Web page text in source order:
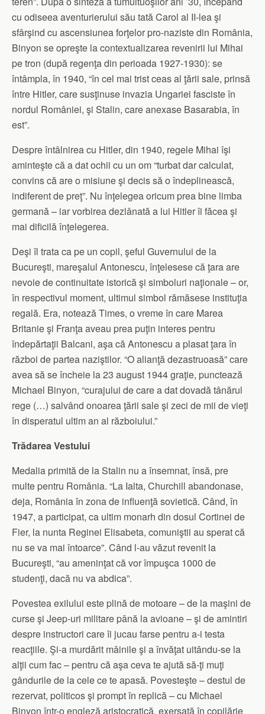
cu odiseea aventurierului său tată Carol al II-lea şi
sfârşind cu ascensiunea forţelor pro-naziste din România,
Binyon se opreşte la contextualizarea revenirii lui Mihai
pe tron (după regenţa din perioada 1927-1930): se
întâmpla, în 1940, “în cel mai trist ceas al ţării sale, prinsă
între Hitler, care susţinuse invazia Ungariei fasciste în
nordul României, şi Stalin, care anexase Basarabia, în
est”.
Despre întâlnirea cu Hitler, din 1940, regele Mihai îşi
aminteşte că a dat ochii cu un om “turbat dar calculat,
convins că are o misiune şi decis să o îndeplinească,
indiferent de preţ”. Nu înţelegea oricum prea bine limba
germană – iar vorbirea dezlânată a lui Hitler îi făcea şi
mai dificilă înţelegerea.
Deşi îl trata ca pe un copil, şeful Guvernului de la
Bucureşti, mareşalul Antonescu, înţelesese că ţara are
nevoie de continuitate istorică şi simboluri naţionale – or,
în respectivul moment, ultimul simbol rămăsese instituţia
regală. Era, notează Times, o vreme în care Marea
Britanie şi Franţa aveau prea puţin interes pentru
îndepărtaţii Balcani, aşa că Antonescu a plasat ţara în
război de partea naziştilor. “O alianţă dezastruoasă” care
avea să se încheie la 23 august 1944 graţie, punctează
Michael Binyon, “curajului de care a dat dovadă tânărul
rege (…) salvând onoarea ţării sale şi zeci de mii de vieţi
în disperatul ultim an al războiului.”
Trădarea Vestului
Medalia primită de la Stalin nu a însemnat, însă, pre
multe pentru România. “La Ialta, Churchill abandonase,
deja, România în zona de influenţă sovietică. Când, în
1947, a participat, ca ultim monarh din dosul Cortinei de
Fier, la nunta Reginei Elisabeta, comuniştii au sperat că
nu se va mai întoarce”. Când l-au văzut revenit la
Bucureşti, “au ameninţat că vor împuşca 1000 de
studenţi, dacă nu va abdica”.
Povestea exilului este plină de motoare – de la maşini de
curse şi Jeep-uri militare până la avioane – şi de amintiri
despre instructori care îi jucau farse pentru a-i testa
reacţiile. Şi-a murdărit mâinile şi a învăţat uitându-se la
alţii cum fac – pentru că aşa ceva te ajută să-ţi muţi
gândurile de la cele ce te apasă. Povesteşte – destul de
rezervat, politicos şi prompt în replică – cu Michael
Binyon într-o engleză aristocratică, exersată în copilărie